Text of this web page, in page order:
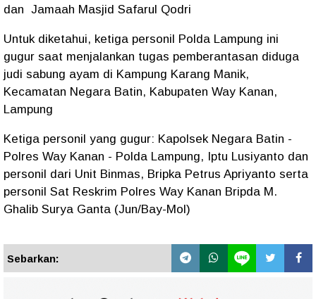
dan Jamaah Masjid Safarul Qodri
Untuk diketahui, ketiga personil Polda Lampung ini
gugur saat menjalankan tugas pemberantasan diduga
judi sabung ayam di Kampung Karang Manik,
Kecamatan Negara Batin, Kabupaten Way Kanan,
Lampung
Ketiga personil yang gugur: Kapolsek Negara Batin -
Polres Way Kanan - Polda Lampung, Iptu Lusiyanto dan
personil dari Unit Binmas, Bripka Petrus Apriyanto serta
personil Sat Reskrim Polres Way Kanan Bripda M.
Ghalib Surya Ganta (Jun/Bay-Mol)
Sebarkan: